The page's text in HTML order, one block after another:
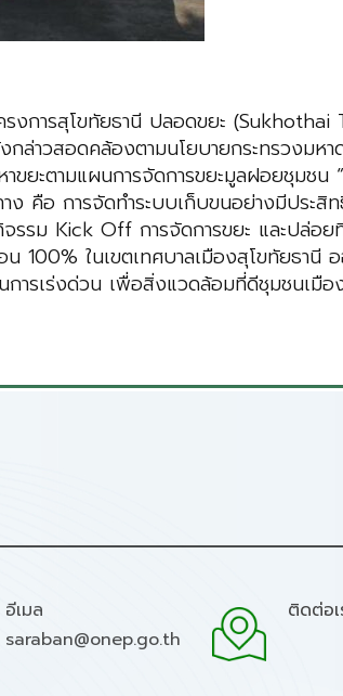
งการสุโขทัยธานี ปลอดขยะ
าวสอดคล้องตามนโยบายกระทรวงมหา
ขยะตามแผนการจัดการขยะมูลฝอยชุมชน
คือ การจัดทำระบบเก็บขนอย่างมีประสิ
จรรม Kick Off การจัดการขยะ และปล่อ
100% ในเขตเทศบาลเมืองสุโขทัยธานี
ารเร่งด่วน เพื่อสิ่งแวดล้อมที่ดีชุมชนเมื
อีเมล
saraban@onep.go.th
ติดต่อเ